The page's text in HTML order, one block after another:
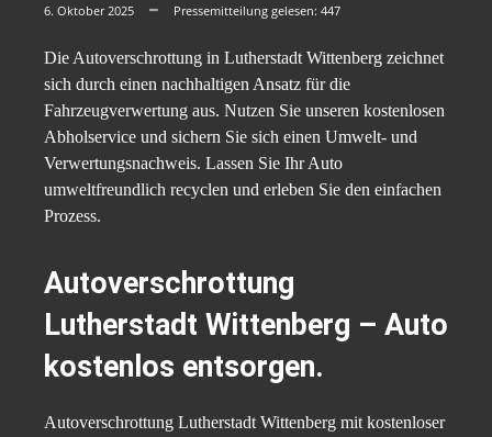
6. Oktober 2025 Pressemitteilung gelesen: 447
Die Autoverschrottung in Lutherstadt Wittenberg zeichnet
sich durch einen nachhaltigen Ansatz für die
Fahrzeugverwertung aus. Nutzen Sie unseren kostenlosen
Abholservice und sichern Sie sich einen Umwelt- und
Verwertungsnachweis. Lassen Sie Ihr Auto
umweltfreundlich recyclen und erleben Sie den einfachen
Prozess.
Autoverschrottung
Lutherstadt Wittenberg – Auto
kostenlos entsorgen.
Autoverschrottung Lutherstadt Wittenberg mit kostenloser